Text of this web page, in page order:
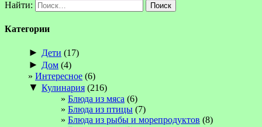
Найти:
Категории
► Дети (17)
► Дом (4)
Интересное (6)
▼ Кулинария (216)
Блюда из мяса (6)
Блюда из птицы (7)
Блюда из рыбы и морепродуктов (8)